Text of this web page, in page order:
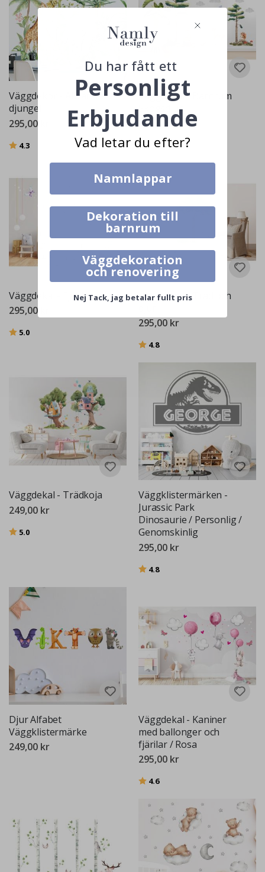
Väggdekor - Akvarell
djungel
295,00 kr
Betyg:
4.3 utav 5 stjärnor
Väggdekal - Barnrum
Skogsdjur
395,00 kr
Väggdekal - Fjärilar
295,00 kr
Betyg:
5.0
Väggdekal - Träd och
295,00 kr
Betyg:
4.8utav 5 stjärnor
Väggdekal - Trädkoja
249,00 kr
Betyg:
5.0
Väggklistermärken -
Jurassic Park
Dinosaurie / Personlig /
Genomskinlig
295,00 kr
Betyg:
4.8utav 5 stjärnor
Djur Alfabet
Väggklistermärke
249,00 kr
Väggdekal - Kaniner
med ballonger och
fjärilar / Rosa
295,00 kr
Betyg:
4.6utav 5 stjärnor
Du har fått ett
Personligt
Erbjudande
Vad letar du efter?
Namnlappar
Dekoration till
barnrum
Väggdekoration
och renovering
Nej Tack, jag betalar fullt pris